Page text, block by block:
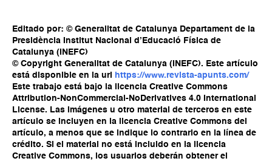
Editado por: © Generalitat de Catalunya Departament de la
Presidència Institut Nacional d’Educació Física de
Catalunya (INEFC)
© Copyright Generalitat de Catalunya (INEFC). Este artículo
está disponible en la url
https://www.revista-apunts.com/
Este trabajo está bajo la licencia Creative Commons
Attribution-NonCommercial-NoDerivatives 4.0 International
License. Las imágenes u otro material de terceros en este
artículo se incluyen en la licencia Creative Commons del
artículo, a menos que se indique lo contrario en la línea de
crédito. Si el material no está incluido en la licencia
Creative Commons, los usuarios deberán obtener el